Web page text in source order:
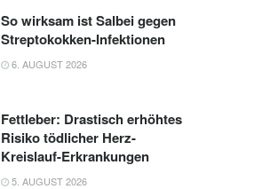
So wirksam ist Salbei gegen
Streptokokken-Infektionen
6. AUGUST 2026
Fettleber: Drastisch erhöhtes
Risiko tödlicher Herz-
Kreislauf-Erkrankungen
5. AUGUST 2026